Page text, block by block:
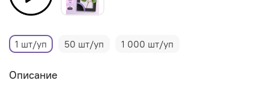
1 шт/уп 50 шт/уп 1 000 шт/уп
Описание